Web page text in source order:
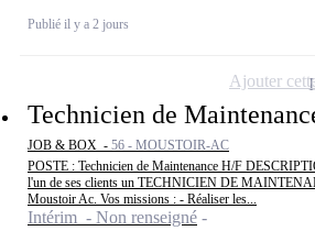
Publié il y a 2 jours
Technicien de
JOB & BOX - 56 - MOUSTOIR-AC
POSTE : Technicien de Maintenance H/F
l'un de ses clients un TECHNICIEN DE
Moustoir Ac. Vos missions : - Réaliser les...
Intérim - Non renseigné
Ajouter